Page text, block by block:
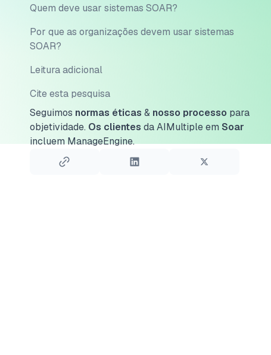
Quem deve usar sistemas SOAR?
Por que as organizações devem usar sistemas
SOAR?
Leitura adicional
Cite esta pesquisa
Seguimos normas éticas & nosso processo para
objetividade. Os clientes da AIMultiple em Soar
incluem ManageEngine.